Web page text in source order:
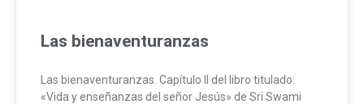
Las bienaventuranzas
Las bienaventuranzas. Capítulo II del libro titulado:
«Vida y enseñanzas del señor Jesús» de Sri Swami